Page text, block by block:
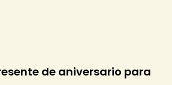
de aniversario para